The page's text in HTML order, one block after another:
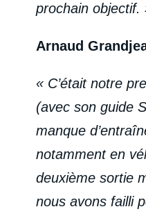
prochain objectif.
Arnaud
« C’était notre
(avec son guide
manque
notamment en
deuxième sortie
nous avons failli